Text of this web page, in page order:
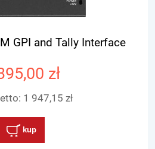
GPI and Tally Interface
zł
1 947,15 zł
kup